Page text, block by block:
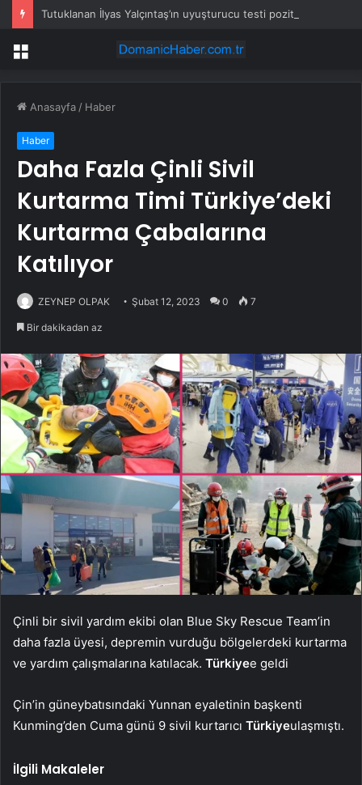
Tutuklanan İlyas Yalçıntaş’ın uyuşturucu testi pozitif çıktı
Menü
Anasayfa / Haber
Haber
Daha Fazla Çinli Sivil
Kurtarma Timi Türkiye’deki
Kurtarma Çabalarına
Katılıyor
ZEYNEP OLPAK Şubat 12, 2023 0 7
Bir dakikadan az
Çinli bir sivil yardım ekibi olan Blue Sky Rescue Team’in
daha fazla üyesi, depremin vurduğu bölgelerdeki kurtarma
ve yardım çalışmalarına katılacak. Türkiyee geldi
Çin’in güneybatısındaki Yunnan eyaletinin başkenti
Kunming’den Cuma günü 9 sivil kurtarıcı Türkiyeulaşmıştı.
İlgili Makaleler